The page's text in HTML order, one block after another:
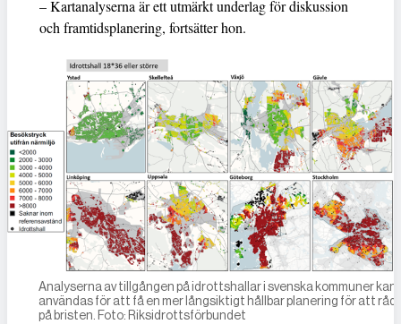
– Kartanalyserna är ett utmärkt underlag för diskussion
och framtidsplanering, fortsätter hon.
Analyserna av tillgången på idrottshallar i svenska kommuner kan
användas för att få en mer långsiktigt hållbar planering för att
på bristen. Foto: Riksidrottsförbundet